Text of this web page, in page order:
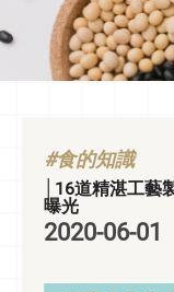
#食的知識
│16道精湛工
曝光
2020-06-01